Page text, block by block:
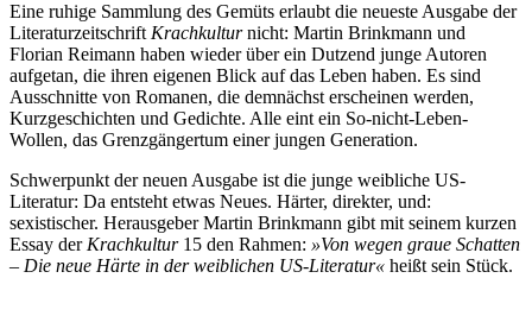
Eine ruhige Sammlung des Gemüts erlaubt die neueste Ausgabe der
LiteraturzeitschriftKrachkulturnicht: Martin Brinkmann und
Florian Reimann haben wieder über ein Dutzend junge Autoren
aufgetan, die ihren eigenen Blick auf das Leben haben. Es sind
Ausschnitte von Romanen, die demnächst erscheinen werden,
Kurzgeschichten und Gedichte. Alle eint ein So-nicht-Leben-
Wollen, das Grenzgängertum einer jungen Generation.
Schwerpunkt der neuen Ausgabe ist die junge weibliche US-
Literatur: Da entsteht etwas Neues. Härter, direkter, und:
sexistischer. Herausgeber Martin Brinkmann gibt mit seinem kurzen
Essay derKrachkultur15 den Rahmen: »Von wegen graue Schatten
– Die neue Härte in der weiblichen US-Literatur« heißt sein Stück.